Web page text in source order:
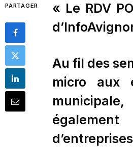
PARTAGER
« Le RDV
Au fil des
micro aux